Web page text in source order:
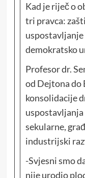
Kad je riječ o
tri pravca:
demokratsko
Profesor dr.
od Dejtona do
konsolidacije
sekularne,
industrijski
-Svjesni smo
nije urodio